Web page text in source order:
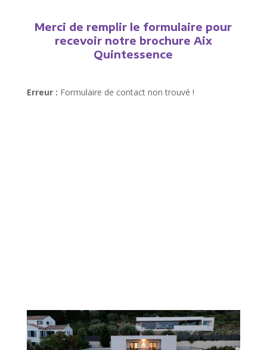
Merci de remplir le formulaire pour
recevoir notre brochure Aix
Quintessence
Erreur : Formulaire de contact non trouvé !